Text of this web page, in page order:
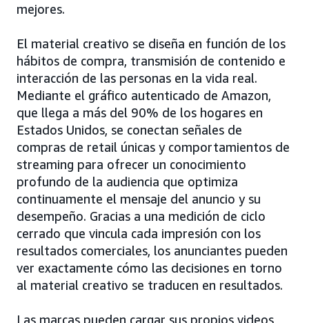
mejores.
El material creativo se diseña en función de los
hábitos de compra, transmisión de contenido e
interacción de las personas en la vida real.
Mediante el gráfico autenticado de Amazon,
que llega a más del 90% de los hogares en
Estados Unidos, se conectan señales de
compras de retail únicas y comportamientos de
streaming para ofrecer un conocimiento
profundo de la audiencia que optimiza
continuamente el mensaje del anuncio y su
desempeño. Gracias a una medición de ciclo
cerrado que vincula cada impresión con los
resultados comerciales, los anunciantes pueden
ver exactamente cómo las decisiones en torno
al material creativo se traducen en resultados.
Las marcas pueden cargar sus propios videos,